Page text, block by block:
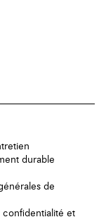
durable
de
confidentialité et